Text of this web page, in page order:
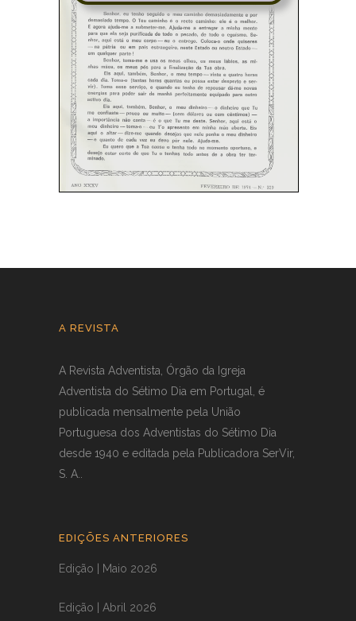
A REVISTA
A Revista Adventista, Órgão da Igreja
Adventista do Sétimo Dia em Portugal, é
publicada mensalmente pela União
Portuguesa dos Adventistas do Sétimo Dia
desde 1940 e editada pela Publicadora SerVir,
S. A..
EDIÇÕES ANTERIORES
Edição | Maio 2026
Edição | Abril 2026